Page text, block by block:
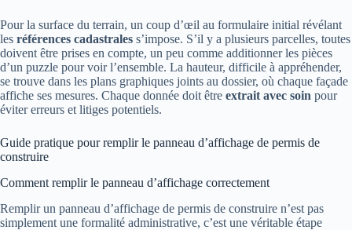
Pour la surface du terrain, un coup d’œil au formulaire initial révélant
les références cadastrales s’impose. S’il y a plusieurs parcelles, toutes
doivent être prises en compte, un peu comme additionner les pièces
d’un puzzle pour voir l’ensemble. La hauteur, difficile à appréhender,
se trouve dans les plans graphiques joints au dossier, où chaque façade
affiche ses mesures. Chaque donnée doit être extrait avec soin pour
éviter erreurs et litiges potentiels.
Guide pratique pour remplir le panneau d’affichage de permis de
construire
Comment remplir le panneau d’affichage correctement
Remplir un panneau d’affichage de permis de construire n’est pas
simplement une formalité administrative, c’est une véritable étape